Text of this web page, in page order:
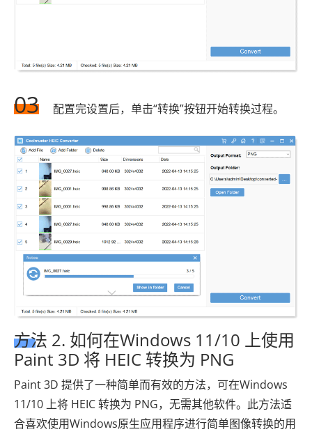
03 配置完设置后，单击“转换”按钮开始转换过程。
方法 2. 如何在Windows 11/10 上使用
Paint 3D 将 HEIC 转换为 PNG
Paint 3D 提供了一种简单而有效的方法，可在Windows
11/10 上将 HEIC 转换为 PNG，无需其他软件。此方法适
合喜欢使用Windows原生应用程序进行简单图像转换的用